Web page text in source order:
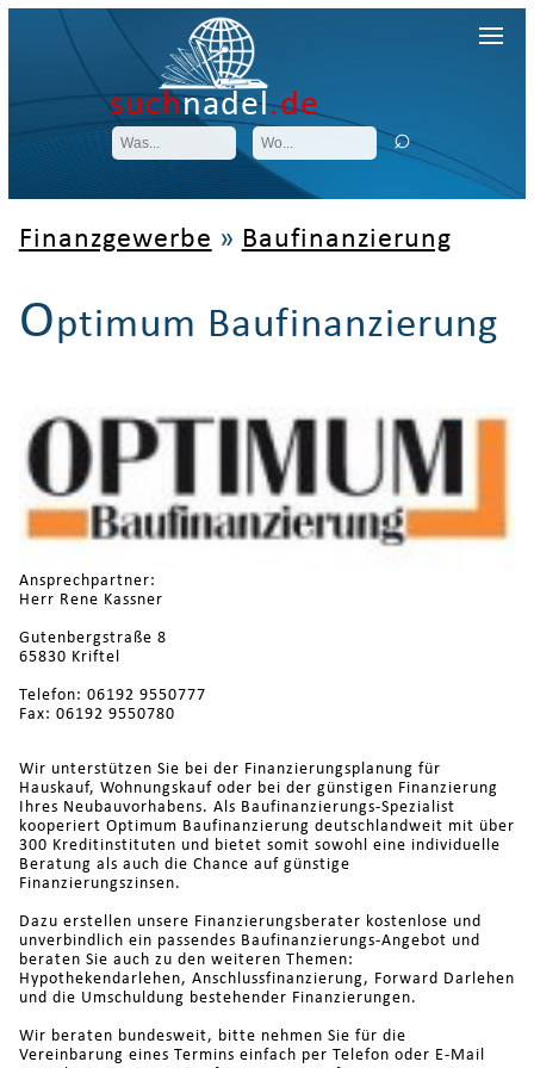
suchnadel.de
Finanzgewerbe » Baufinanzierung
Optimum Baufinanzierung
Ansprechpartner:
Herr Rene Kassner
Gutenbergstraße 8
65830 Kriftel
Telefon: 06192 9550777
Fax: 06192 9550780
Wir unterstützen Sie bei der Finanzierungsplanung für
Hauskauf, Wohnungskauf oder bei der günstigen Finanzierung
Ihres Neubauvorhabens. Als Baufinanzierungs-Spezialist
kooperiert Optimum Baufinanzierung deutschlandweit mit über
300 Kreditinstituten und bietet somit sowohl eine individuelle
Beratung als auch die Chance auf günstige
Finanzierungszinsen.
Dazu erstellen unsere Finanzierungsberater kostenlose und
unverbindlich ein passendes Baufinanzierungs-Angebot und
beraten Sie auch zu den weiteren Themen:
Hypothekendarlehen, Anschlussfinanzierung, Forward Darlehen
und die Umschuldung bestehender Finanzierungen.
Wir beraten bundesweit, bitte nehmen Sie für die
Vereinbarung eines Termins einfach per Telefon oder E-Mail